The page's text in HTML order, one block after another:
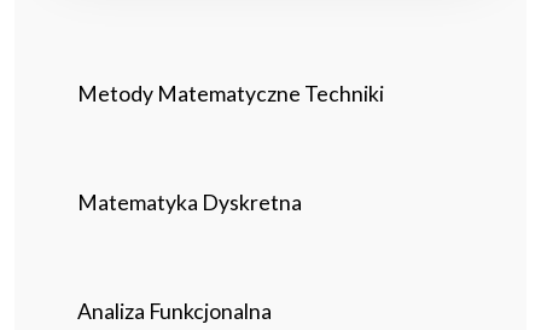
Metody Matematyczne Techniki
Matematyka Dyskretna
Analiza Funkcjonalna